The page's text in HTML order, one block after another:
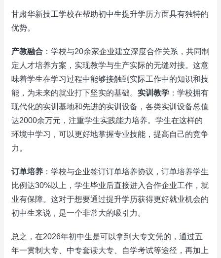
甘肃华新技工学校在帮助初中生提升学历方面具有独特的
优势。
产教融合 ：学校与20余家企业建立深度合作关系，共同制
定人才培养方案，实现教学与生产实际的无缝对接。这意
味着学生在学习过程中能够接触到实际工作中的知识和技
能，为未来的就业打下坚实的基础。 实训教学 ：学校拥有
现代化的实训基地和先进的实训设备，各类实训设备总值
达2000余万元，注重学生实践能力培养。学生在这样的
环境中学习，可以更好地掌握专业技能，提高自己的竞争
力。
订单培养 ：学校与企业签订订单培养协议，订单培养学生
比例达30%以上，学生毕业后直接进入合作企业工作，就
业有保障。这对于想要通过提升学历获得更好就业机会的
初中生来说，是一个非常大的吸引力。
总之，在2026年初中生是可以拿到大专文凭的，通过五
年一贯制大专、中专套读大专、自学考试等途径，再加上